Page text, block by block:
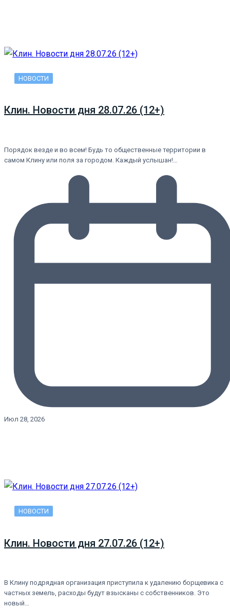
НОВОСТИ
Клин. Новости дня 28.07.26 (12+)
Порядок везде и во всем! Будь то общественные территории в
самом Клину или поля за городом. Каждый услышан!…
Июл 28, 2026
НОВОСТИ
Клин. Новости дня 27.07.26 (12+)
В Клину подрядная организация приступила к удалению борщевика с
частных земель, расходы будут взысканы с собственников. Это
новый…